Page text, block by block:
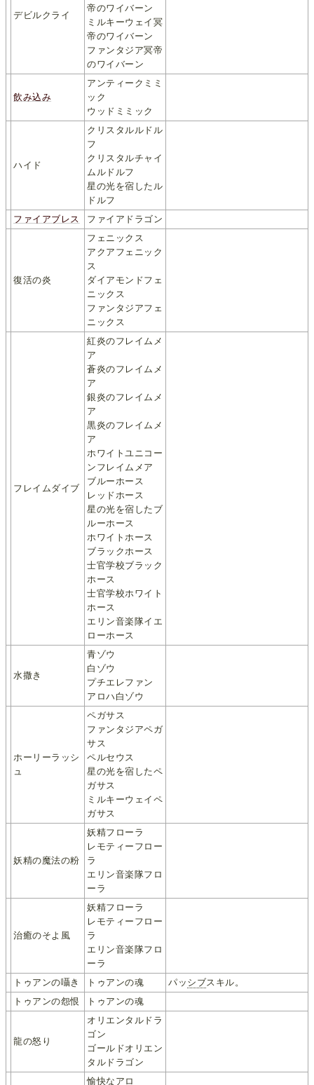
デビルクライ
帝のワイバーン
ミルキーウェイ冥
帝のワイバーン
ファンタジア冥帝
のワイバーン
飲み込み
アンティークミミ
ック
ウッドミミック
ハイド
クリスタルルドル
フ
クリスタルチャイ
ムルドルフ
星の光を宿したル
ドルフ
ファイアブレス
ファイアドラゴン
復活の炎
フェニックス
アクアフェニック
ス
ダイアモンドフェ
ニックス
ファンタジアフェ
ニックス
フレイムダイブ
紅炎のフレイムメ
ア
蒼炎のフレイムメ
ア
銀炎のフレイムメ
ア
黒炎のフレイムメ
ア
ホワイトユニコー
ンフレイムメア
ブルーホース
レッドホース
星の光を宿したブ
ルーホース
ホワイトホース
ブラックホース
士官学校ブラック
ホース
士官学校ホワイト
ホース
エリン音楽隊イエ
ローホース
水撒き
青ゾウ
白ゾウ
プチエレファン
アロハ白ゾウ
ホーリーラッシ
ュ
ペガサス
ファンタジアペガ
サス
ペルセウス
星の光を宿したペ
ガサス
ミルキーウェイペ
ガサス
妖精の魔法の粉
妖精フローラ
レモティーフロー
ラ
エリン音楽隊フロ
ーラ
治癒のそよ風
妖精フローラ
レモティーフロー
ラ
エリン音楽隊フロ
ーラ
トゥアンの囁き
トゥアンの魂 パッ シブスキル。
トゥアンの怨恨
トゥアンの魂
龍の怒り
オリエンタルドラ
ゴン
ゴールドオリエン
タルドラゴン
愉快なアロ